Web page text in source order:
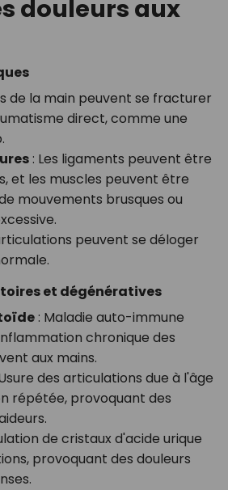
douleurs aux
de la main peuvent se fracturer
direct, comme une
: Les ligaments peuvent être
et les muscles peuvent être
mouvements brusques ou
peuvent se déloger
et dégénératives
: Maladie auto-immune
chronique des
aux mains.
des articulations due à l'âge
répétée, provoquant des
de cristaux d'acide urique
provoquant des douleurs